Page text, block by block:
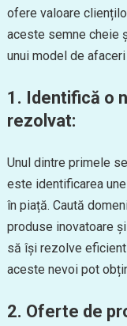
ofere valoare
aceste semne cheie
unui model de
1. Identifică o
rezolvat:
Unul dintre primele
este identificarea
în piață. Caută
produse inovatoare
să își rezolve
aceste nevoi pot
2. Oferte de